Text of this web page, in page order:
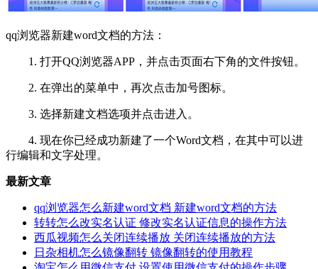
qq浏览器新建word文档的方法：
1. 打开QQ浏览器APP，并点击页面右下角的文件按钮。
2. 在弹出的菜单中，再次点击加号图标。
3. 选择新建文档选项并点击进入。
4. 现在你已经成功新建了一个Word文档，在其中可以进
行编辑和文字处理。
最新文章
qq浏览器怎么新建word文档 新建word文档的方法
转转怎么改实名认证 修改实名认证信息的操作方法
西瓜视频怎么关闭连续播放 关闭连续播放的方法
日杂相机怎么镜像翻转 镜像翻转的使用教程